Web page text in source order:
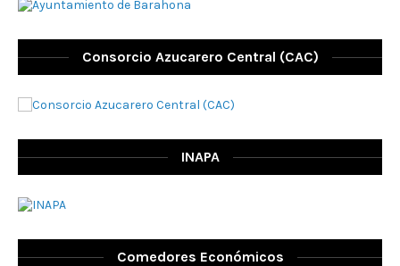
Consorcio Azucarero Central (CAC)
INAPA
Comedores Económicos